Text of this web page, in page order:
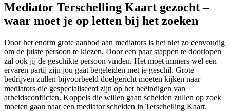
Mediator Terschelling Kaart gezocht –
waar moet je op letten bij het zoeken
Door het enorm grote aanbod aan mediators is het niet zo eenvoudig
om de juiste persoon te kiezen. Door een paar stappen te doorlopen
zal ook jij de geschikte persoon vinden. Het moet immers wel een
ervaren partij zijn jou gaat begeleiden met je geschil. Grote
bedrijven zullen bijvoorbeeld doelgericht moeten kijken naar
mediators die gespecialiseerd zijn op het beëindigen van
arbeidsconflicten. Koppels die willen gaan scheiden zullen op zoek
moeten gaan naar een mediator scheiden in Terschelling Kaart.